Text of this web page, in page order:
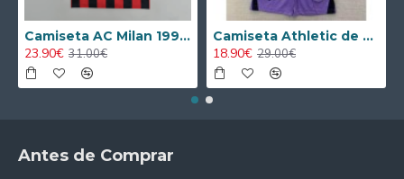
Camiseta AC Milan 1995/1996 Local Retro
23.90€ 31.00€
Camiseta Athletic de Bilbao 2024/2025 Alternativo Niño Kit
18.90€ 29.00€
Antes de Comprar